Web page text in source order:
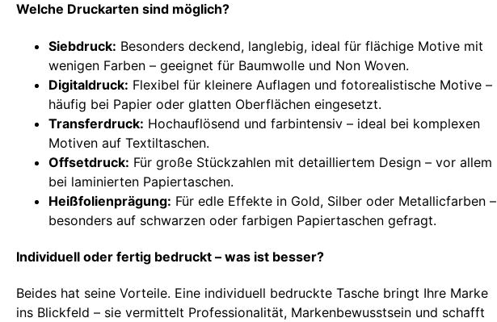
Welche Druckarten sind möglich?
Siebdruck: Besonders deckend, langlebig, ideal für flächige Motive mit
wenigen Farben – geeignet für Baumwolle und Non Woven.
Digitaldruck: Flexibel für kleinere Auflagen und fotorealistische Motive –
häufig bei Papier oder glatten Oberflächen eingesetzt.
Transferdruck: Hochauflösend und farbintensiv – ideal bei komplexen
Motiven auf Textiltaschen.
Offsetdruck: Für große Stückzahlen mit detailliertem Design – vor allem
bei laminierten Papiertaschen.
Heißfolienprägung: Für edle Effekte in Gold, Silber oder Metallicfarben –
besonders auf schwarzen oder farbigen Papiertaschen gefragt.
Individuell oder fertig bedruckt – was ist besser?
Beides hat seine Vorteile. Eine individuell bedruckte Tasche bringt Ihre Marke
ins Blickfeld – sie vermittelt Professionalität, Markenbewusstsein und schafft